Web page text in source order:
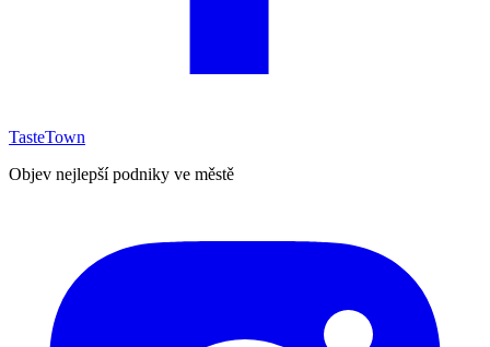
TasteTown
Objev nejlepší podniky ve městě